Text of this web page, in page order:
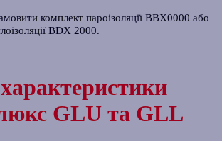
комплект пароізоляції BBX0000 або
BDX 2000.
GLU та GLL